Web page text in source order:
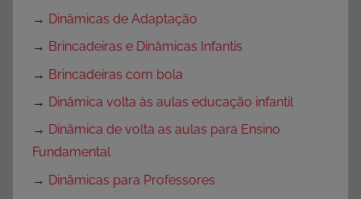
→ Dinâmicas de Adaptação
→ Brincadeiras e Dinâmicas Infantis
→ Brincadeiras com bola
→ Dinâmica volta às aulas educação infantil
→ Dinâmica de volta as aulas para Ensino
Fundamental
→ Dinâmicas para Professores